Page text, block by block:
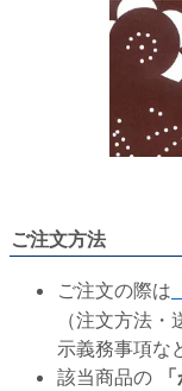
ご注文方法
ご注文の際は
（注文方法
示義務事項な
該当商品の